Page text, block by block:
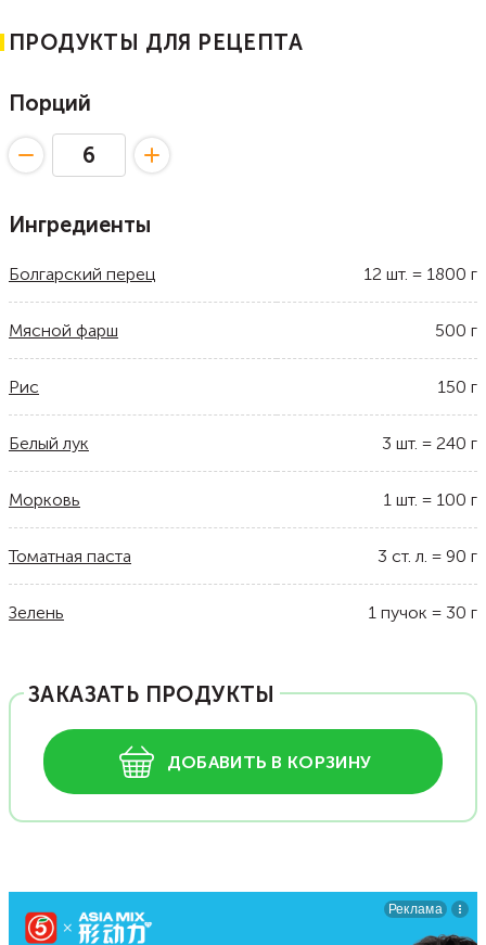
ПРОДУКТЫ ДЛЯ РЕЦЕПТА
Порций
Ингредиенты
Болгарский перец 12 шт. = 1800 г
Мясной фарш 500 г
Рис 150 г
Белый лук 3 шт. = 240 г
Морковь 1 шт. = 100 г
Томатная паста 3 ст. л. = 90 г
Зелень 1 пучок = 30 г
ЗАКАЗАТЬ ПРОДУКТЫ
ДОБАВИТЬ В КОРЗИНУ